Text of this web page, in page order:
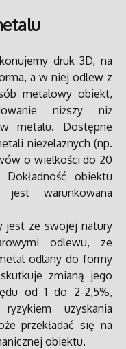
druk 3D, na
a w niej odlew z
metalowy obiekt,
niższy niż
metalu. Dostępne
nieżelaznych (np.
o wielkości do 20
Dokładność obiektu
warunkowana
jest ze swojej natury
odlewu, ze
odlany do formy
zmianą jego
od 1 do 2-2,5%,
uzyskania
przekładać się na
obiektu.